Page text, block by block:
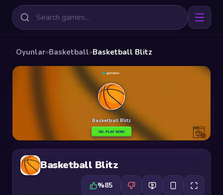
Oyunlar»Basketball»Basketball Blitz
Basketball Blitz
%85